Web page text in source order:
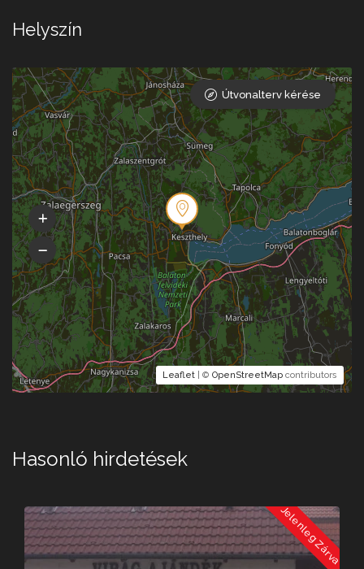
Helyszín
Leaflet | © OpenStreetMap contributors
Útvonalterv kérése
Hasonló hirdetések
Jelenleg Zárva